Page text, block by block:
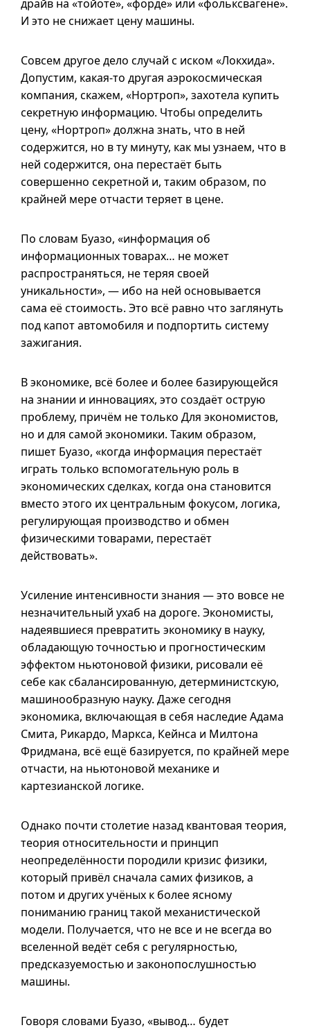
драйв на «тойоте», «форде» или «фольксвагене».
И это не снижает цену машины.
Совсем другое дело случай с иском «Локхида».
Допустим, какая-то другая аэрокосмическая
компания, скажем, «Нортроп», захотела купить
секретную информацию. Чтобы определить
цену, «Нортроп» должна знать, что в ней
содержится, но в ту минуту, как мы узнаем, что в
ней содержится, она перестаёт быть
совершенно секретной и, таким образом, по
крайней мере отчасти теряет в цене.
По словам Буазо, «информация об
информационных товарах… не может
распространяться, не теряя своей
уникальности», — ибо на ней основывается
сама её стоимость. Это всё равно что заглянуть
под капот автомобиля и подпортить систему
зажигания.
В экономике, всё более и более базирующейся
на знании и инновациях, это создаёт острую
проблему, причём не только Для экономистов,
но и для самой экономики. Таким образом,
пишет Буазо, «когда информация перестаёт
играть только вспомогательную роль в
экономических сделках, когда она становится
вместо этого их центральным фокусом, логика,
регулирующая производство и обмен
физическими товарами, перестаёт
действовать».
Усиление интенсивности знания — это вовсе не
незначительный ухаб на дороге. Экономисты,
надеявшиеся превратить экономику в науку,
обладающую точностью и прогностическим
эффектом ньютоновой физики, рисовали её
себе как сбалансированную, детерминистскую,
машинообразную науку. Даже сегодня
экономика, включающая в себя наследие Адама
Смита, Рикардо, Маркса, Кейнса и Милтона
Фридмана, всё ещё базируется, по крайней мере
отчасти, на ньютоновой механике и
картезианской логике.
Однако почти столетие назад квантовая теория,
теория относительности и принцип
неопределённости породили кризис физики,
который привёл сначала самих физиков, а
потом и других учёных к более ясному
пониманию границ такой механистической
модели. Получается, что не все и не всегда во
вселенной ведёт себя с регулярностью,
предсказуемостью и законопослушностью
машины.
Говоря словами Буазо, «вывод… будет